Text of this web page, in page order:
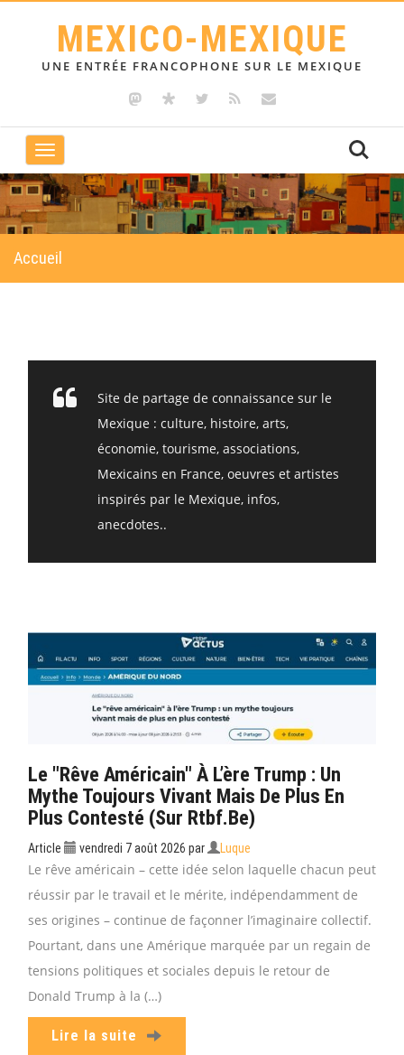
MEXICO-MEXIQUE
UNE ENTRÉE FRANCOPHONE SUR LE MEXIQUE
Toggle
navigation
Accueil
Site de partage de connaissance sur le
Mexique : culture, histoire, arts,
économie, tourisme, associations,
Mexicains en France, oeuvres et artistes
inspirés par le Mexique, infos,
anecdotes..
Le "rêve Américain" À L’ère Trump : Un
Mythe Toujours Vivant Mais De Plus En
Plus Contesté (sur Rtbf.be)
Article vendredi 7 août 2026 par Luque
Le rêve américain – cette idée selon laquelle chacun peut
réussir par le travail et le mérite, indépendamment de
ses origines – continue de façonner l’imaginaire collectif.
Pourtant, dans une Amérique marquée par un regain de
tensions politiques et sociales depuis le retour de
Donald Trump à la (…)
Lire la suite